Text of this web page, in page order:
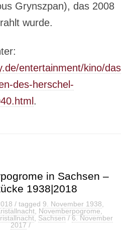
Grynszpan), das 2008
wurde.
entertainment/kino/das
des-herschel-
.
in Sachsen –
1938|2018
/ tagged 9. November 1938,
, Novemberpogrome,
, Sachsen/6. November
2017/